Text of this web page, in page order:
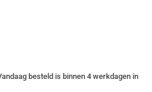
besteld is binnen 4 werkdagen in